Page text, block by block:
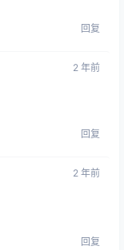
回复
2 年前
回复
2 年前
回复